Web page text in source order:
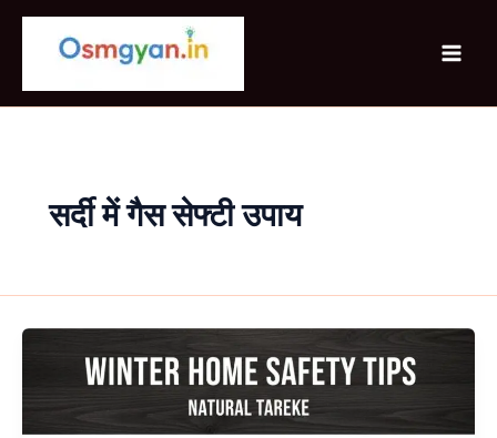
Skip
सर्दी में गैस सेफ्टी उपाय
Home